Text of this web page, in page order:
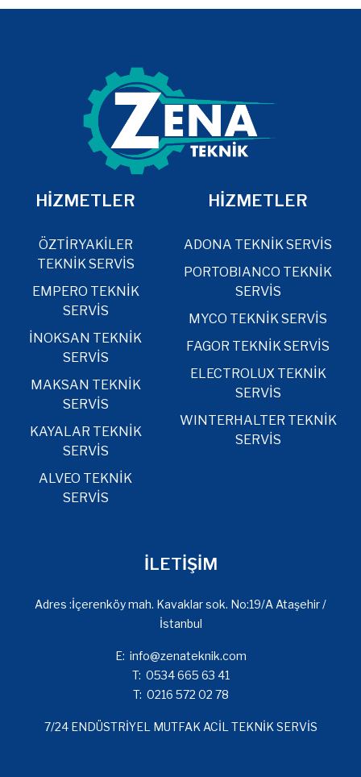
HİZMETLER
ÖZTİRYAKİLER
TEKNİK SERVİS
EMPERO TEKNİK
SERVİS
İNOKSAN TEKNİK
SERVİS
MAKSAN TEKNİK
SERVİS
KAYALAR TEKNİK
SERVİS
ALVEO TEKNİK
SERVİS
HİZMETLER
ADONA TEKNİK SERVİS
PORTOBIANCO TEKNİK
SERVİS
MYCO TEKNİK SERVİS
FAGOR TEKNİK SERVİS
ELECTROLUX TEKNİK
SERVİS
WINTERHALTER TEKNİK
SERVİS
İLETİŞİM
Adres :İçerenköy mah. Kavaklar sok. No:19/A Ataşehir /
İstanbul
E: info@zenateknik.com
T: 0534 665 63 41
T: 0216 572 02 78
7/24 ENDÜSTRİYEL MUTFAK ACİL TEKNİK SERVİS